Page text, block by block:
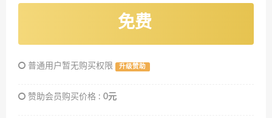
免费
普通用户暂无购买权限 升级赞助
赞助会员购买价格 : 0元